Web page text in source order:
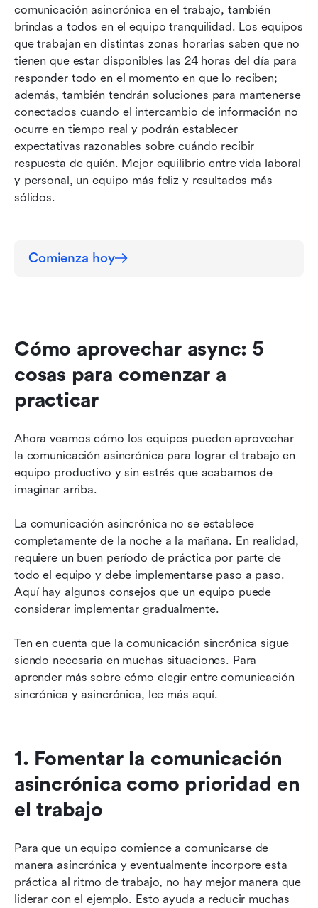
comunicación asincrónica en el trabajo, también
brindas a todos en el equipo tranquilidad. Los equipos
que trabajan en distintas zonas horarias saben que no
tienen que estar disponibles las 24 horas del día para
responder todo en el momento en que lo reciben;
además, también tendrán soluciones para mantenerse
conectados cuando el intercambio de información no
ocurre en tiempo real y podrán establecer
expectativas razonables sobre cuándo recibir
respuesta de quién. Mejor equilibrio entre vida laboral
y personal, un equipo más feliz y resultados más
sólidos.
Comienza hoy
Cómo aprovechar async: 5
cosas para comenzar a
practicar
Ahora veamos cómo los equipos pueden aprovechar
la comunicación asincrónica para lograr el trabajo en
equipo productivo y sin estrés que acabamos de
imaginar arriba.
La comunicación asincrónica no se establece
completamente de la noche a la mañana. En realidad,
requiere un buen período de práctica por parte de
todo el equipo y debe implementarse paso a paso.
Aquí hay algunos consejos que un equipo puede
considerar implementar gradualmente.
Ten en cuenta que la comunicación sincrónica sigue
siendo necesaria en muchas situaciones. Para
aprender más sobre cómo elegir entre comunicación
sincrónica y asincrónica, lee más aquí.
1. Fomentar la comunicación
asincrónica como prioridad en
el trabajo
Para que un equipo comience a comunicarse de
manera asincrónica y eventualmente incorpore esta
práctica al ritmo de trabajo, no hay mejor manera que
liderar con el ejemplo. Esto ayuda a reducir muchas